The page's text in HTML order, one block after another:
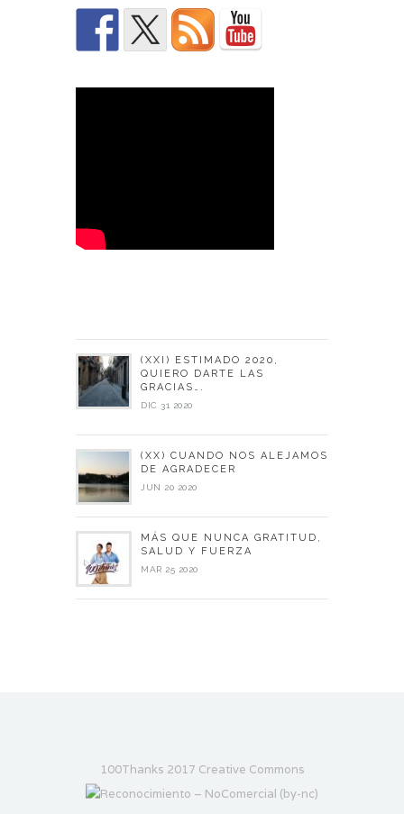
(XXI) ESTIMADO 2020,
QUIERO DARTE LAS
GRACIAS….
DIC 31 2020
(XX) CUANDO NOS ALEJAMOS
DE AGRADECER
JUN 20 2020
MÁS QUE NUNCA GRATITUD,
SALUD Y FUERZA
MAR 25 2020
100Thanks 2017 Creative Commons